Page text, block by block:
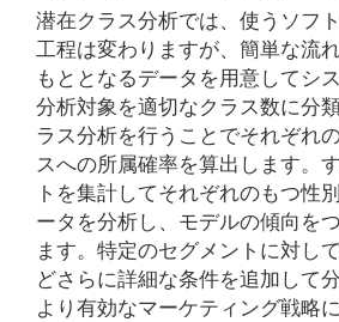
潜在クラス分析では、使うソフ
工程は変わりますが、簡単な流
もととなるデータを用意してシ
分析対象を適切なクラス数に分
ラス分析を行うことでそれぞれ
スへの所属確率を算出します。
トを集計してそれぞれのもつ性
ータを分析し、モデルの傾向を
ます。特定のセグメントに対し
どさらに詳細な条件を追加して
より有効なマーケティング戦略